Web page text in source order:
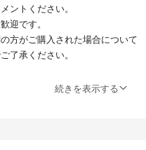
ントください。
迎です。
方がご購入された場合について
了承ください。
続きを表示する